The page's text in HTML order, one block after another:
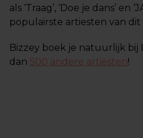
als ‘Traag’, ‘Doe je dans’ en
populairste artiesten van
Bizzey boek je natuurlijk bij
dan 500 andere artiesten!